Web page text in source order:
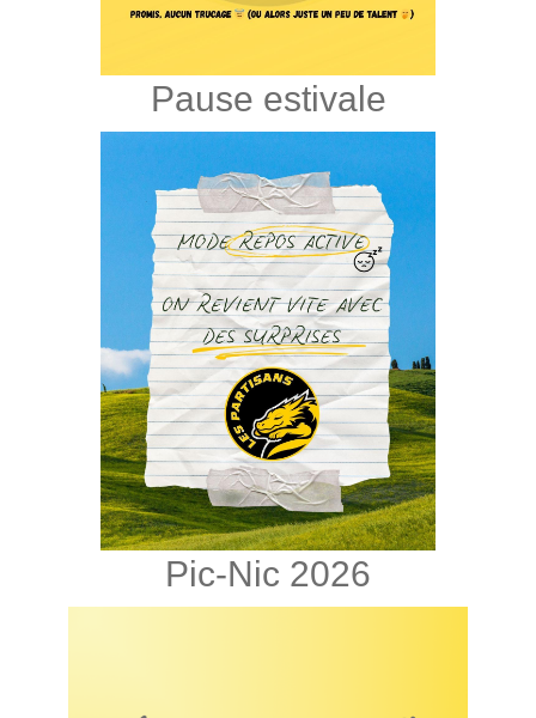
Pause estivale
Pic-Nic 2026